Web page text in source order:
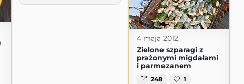
4 maja 2012
Zielone szparagi z
prażonymi migdałami
i parmezanem
248 1